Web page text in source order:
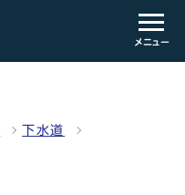
メニュー
下水道